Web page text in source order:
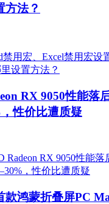
方法？
RX 9050性能落
性价比遭质疑
款鸿蒙折叠屏PC